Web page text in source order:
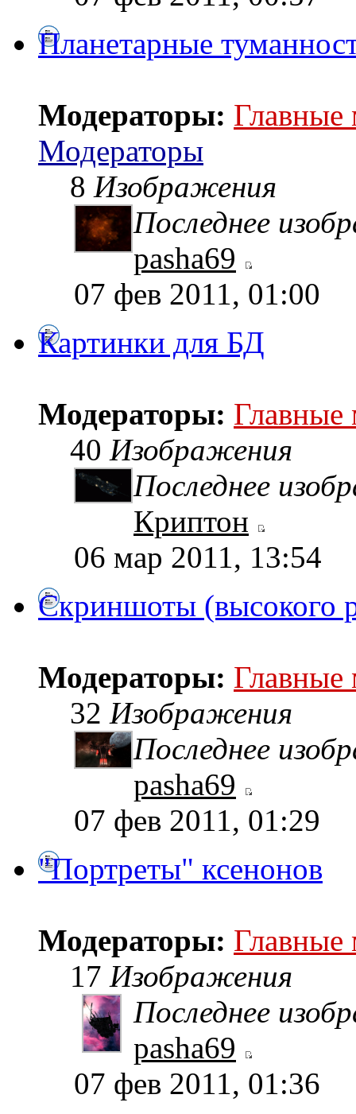
Планетарные
Модераторы: Главные
Модераторы
8 Изображения
Последнее
pasha69
07 фев 2011, 01:00
Картинки для БД
Модераторы: Главные
40 Изображения
Последнее
Криптон
06 мар 2011, 13:54
Скриншоты (высокого
Модераторы: Главные
32 Изображения
Последнее
pasha69
07 фев 2011, 01:29
"Портреты" ксенонов
Модераторы: Главные
17 Изображения
Последнее
pasha69
07 фев 2011, 01:36